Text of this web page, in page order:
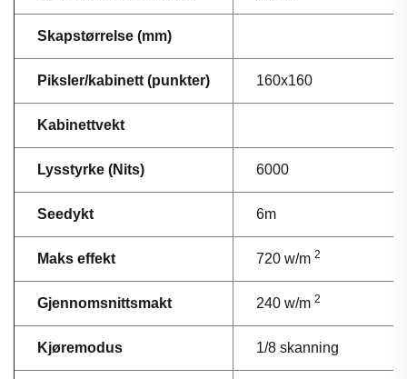
Skapstørrelse (mm)
Piksler/kabinett (punkter) 160x160
Kabinettvekt
Lysstyrke (Nits) 6000
Seedykt 6m
Maks effekt 720 w/m 2
Gjennomsnittsmakt 240 w/m 2
Kjøremodus 1/8 skanning